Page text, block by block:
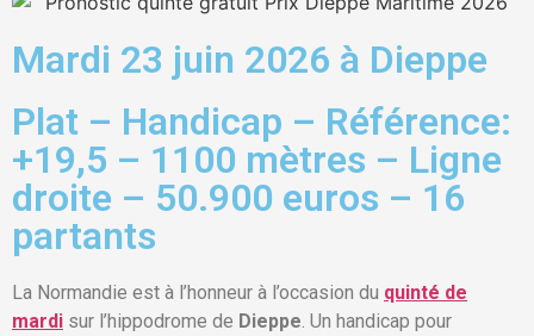
Mardi 23 juin 2026 à Dieppe
Plat – Handicap – Référence:
+19,5 – 1100 mètres – Ligne
droite – 50.900 euros – 16
partants
La Normandie est à l’honneur à l’occasion du quinté de
mardi sur l’hippodrome de Dieppe . Un handicap pour